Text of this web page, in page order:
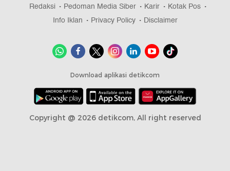
Redaksi Pedoman Media Siber Karir
Kotak Pos
Info Iklan
Privacy Policy Disclaimer
Download aplikasi detikcom
Copyright @ 2026 detikcom, All right reserved